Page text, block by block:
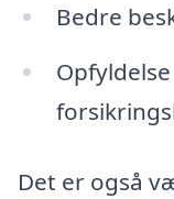
Bedre
Det er også